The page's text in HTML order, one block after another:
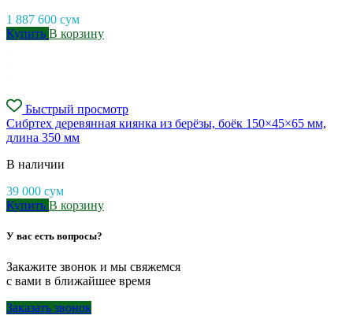
1 887 600 сум
Купить В корзину
Быстрый просмотр
Cибртех деревянная киянка из берёзы, боёк 150×45×65 мм,
длина 350 мм
В наличии
39 000 сум
Купить В корзину
У вас есть вопросы?
Закажите звонок и мы свяжемся
с вами в ближайшее время
Заказать звонок